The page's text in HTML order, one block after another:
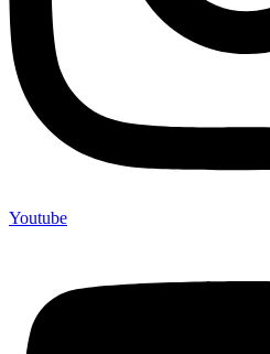
Youtube